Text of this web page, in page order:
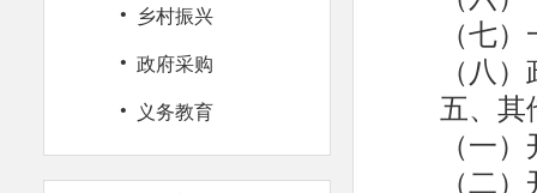
· 乡村振兴
· 政府采购
· 义务教育
（七
（八
五、其
（一
（二